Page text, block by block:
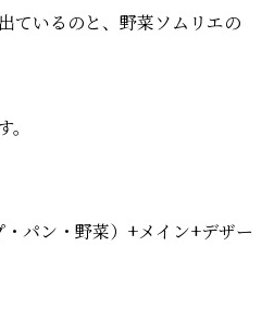
ているのと、野菜ソムリエの
パン・野菜）+メイン+デザー